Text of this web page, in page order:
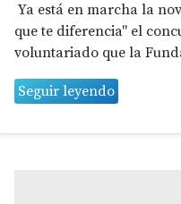
Ya está en marcha la
que te diferencia" el
voluntariado que la
Seguir leyendo